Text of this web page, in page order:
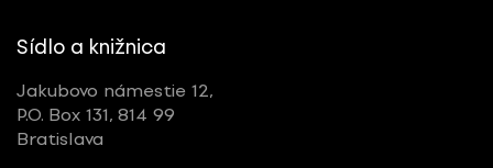
Sídlo a knižnica
Jakubovo námestie 12,
P.O. Box 131, 814 99
Bratislava